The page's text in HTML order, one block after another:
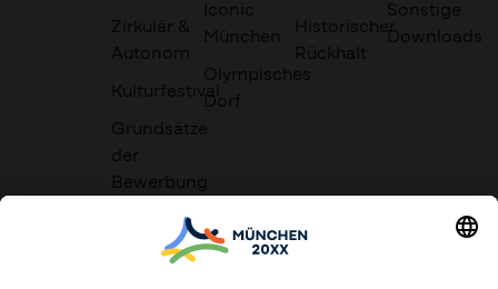
Zirkulär &
Autonom
Kulturfestival
Grundsätze
der
Bewerbung
Iconic
München
Olympisches
Dorf
Historischer
Rückhalt
Sonstige
Downloads